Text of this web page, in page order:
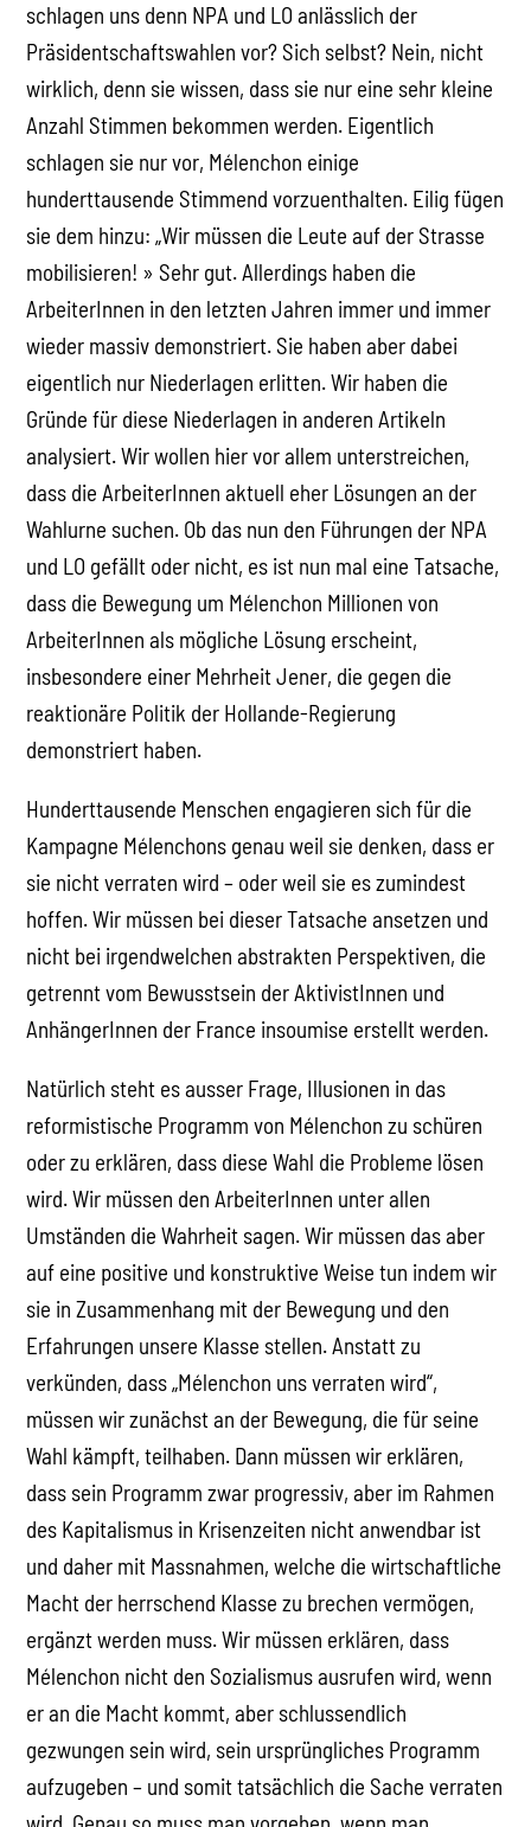
schlagen uns denn NPA und LO anlässlich der
Präsidentschaftswahlen vor? Sich selbst? Nein, nicht
wirklich, denn sie wissen, dass sie nur eine sehr kleine
Anzahl Stimmen bekommen werden. Eigentlich
schlagen sie nur vor, Mélenchon einige
hunderttausende Stimmend vorzuenthalten. Eilig fügen
sie dem hinzu: „Wir müssen die Leute auf der Strasse
mobilisieren! » Sehr gut. Allerdings haben die
ArbeiterInnen in den letzten Jahren immer und immer
wieder massiv demonstriert. Sie haben aber dabei
eigentlich nur Niederlagen erlitten. Wir haben die
Gründe für diese Niederlagen in anderen Artikeln
analysiert. Wir wollen hier vor allem unterstreichen,
dass die ArbeiterInnen aktuell eher Lösungen an der
Wahlurne suchen. Ob das nun den Führungen der NPA
und LO gefällt oder nicht, es ist nun mal eine Tatsache,
dass die Bewegung um Mélenchon Millionen von
ArbeiterInnen als mögliche Lösung erscheint,
insbesondere einer Mehrheit Jener, die gegen die
reaktionäre Politik der Hollande-Regierung
demonstriert haben.
Hunderttausende Menschen engagieren sich für die
Kampagne Mélenchons genau weil sie denken, dass er
sie nicht verraten wird – oder weil sie es zumindest
hoffen. Wir müssen bei dieser Tatsache ansetzen und
nicht bei irgendwelchen abstrakten Perspektiven, die
getrennt vom Bewusstsein der AktivistInnen und
AnhängerInnen der France insoumise erstellt werden.
Natürlich steht es ausser Frage, Illusionen in das
reformistische Programm von Mélenchon zu schüren
oder zu erklären, dass diese Wahl die Probleme lösen
wird. Wir müssen den ArbeiterInnen unter allen
Umständen die Wahrheit sagen. Wir müssen das aber
auf eine positive und konstruktive Weise tun indem wir
sie in Zusammenhang mit der Bewegung und den
Erfahrungen unsere Klasse stellen. Anstatt zu
verkünden, dass „Mélenchon uns verraten wird“,
müssen wir zunächst an der Bewegung, die für seine
Wahl kämpft, teilhaben. Dann müssen wir erklären,
dass sein Programm zwar progressiv, aber im Rahmen
des Kapitalismus in Krisenzeiten nicht anwendbar ist
und daher mit Massnahmen, welche die wirtschaftliche
Macht der herrschend Klasse zu brechen vermögen,
ergänzt werden muss. Wir müssen erklären, dass
Mélenchon nicht den Sozialismus ausrufen wird, wenn
er an die Macht kommt, aber schlussendlich
gezwungen sein wird, sein ursprüngliches Programm
aufzugeben – und somit tatsächlich die Sache verraten